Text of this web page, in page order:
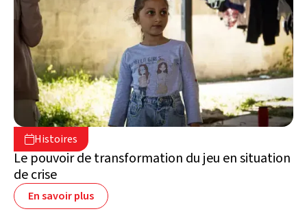
Histoires
4 août 2026
Liban
Le pouvoir de transformation du jeu en situation
de crise
En savoir plus